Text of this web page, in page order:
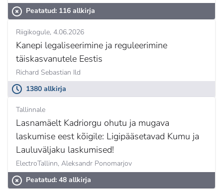
Peatatud: 116 allkirja
Riigikogule 4.06.2026
Kanepi legaliseerimine ja reguleerimine
täiskasvanutele Eestis
Richard Sebastian Ild
1380 allkirja
Tallinnale
Lasnamäelt Kadriorgu ohutu ja mugava
laskumise eest kõigile: Ligipääsetavad Kumu ja
Lauluväljaku laskumised!
ElectroTallinn, Aleksandr Ponomarjov
Peatatud: 48 allkirja